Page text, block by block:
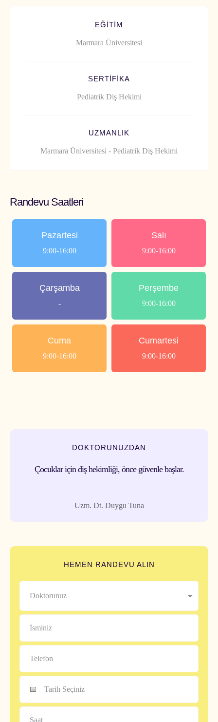
EĞITIM
Marmara Üniversitesi
SERTIFIKA
Pediatrik Diş Hekimi
UZMANLIK
Marmara Üniversitesi - Pediatrik Diş Hekimi
Randevu Saatleri
Pazartesi
9:00-16:00
Salı
9:00-16:00
Çarşamba
-
Perşembe
9:00-16:00
Cuma
9:00-16:00
Cumartesi
9:00-16:00
DOKTORUNUZDAN
Çocuklar için diş hekimliği, önce güvenle başlar.
Uzm. Dt. Duygu Tuna
HEMEN RANDEVU ALIN